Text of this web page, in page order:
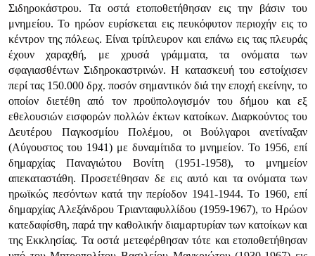
Σιδηροκάστρου. Τα οστά ετοποθετήθησαν εις την βάσιν του
μνημείου. Το ηρώον ευρίσκεται εις πευκόφυτον περιοχήν εις το
κέντρον της πόλεως. Είναι τρίπλευρον και επάνω εις τας πλευράς
έχουν χαραχθή, με χρυσά γράμματα, τα ονόμα­τα των
σφαγιασθέντων Σιδηροκαστρινών. Η κατασκευή του εστοίχισεν
περί τας 150.000 δρχ. ποσόν σημαντικόν διά την εποχή εκείνην, το
οποίον διετέθη από τον προϋπολογισμόν του δήμου και εξ
εθελουσιών εισφορών πολλών έκτων κατοίκων. Διαρκούντος του
Δευτέρου Παγκοσμίου Πολέμου, οι Βούλγαροι ανετίναξαν
(Αύγουστος του 1941) με δυναμίτιδα το μνημείον. Το 1956, επί
δημαρχίας Παναγιώτου Βονίτη (1951-1958), το μνημείον
απεκαταστάθη. Προσετέθησαν δε εις αυτό και τα ονόματα των
ηρωϊκώς πεσόντων κατά την περίοδον 1941-1944. Το 1960, επί
δημαρχίας Αλεξάνδρου Τριανταφυλλίδου (1959-1967), το Ηρώον
κατεδαφίσθη, παρά την καθολι­κήν διαμαρτυρίαν των κατοίκων και
της Εκκλησίας. Τα οστά μετεφέρθησαν τότε και ετοποθετήθησαν